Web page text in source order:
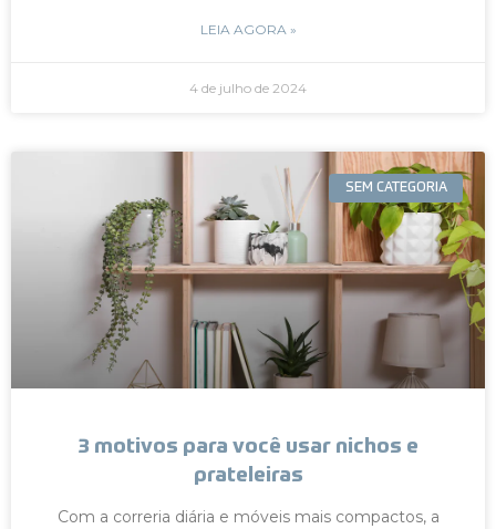
LEIA AGORA »
4 de julho de 2024
SEM CATEGORIA
3 motivos para você usar nichos e
prateleiras
Com a correria diária e móveis mais compactos, a